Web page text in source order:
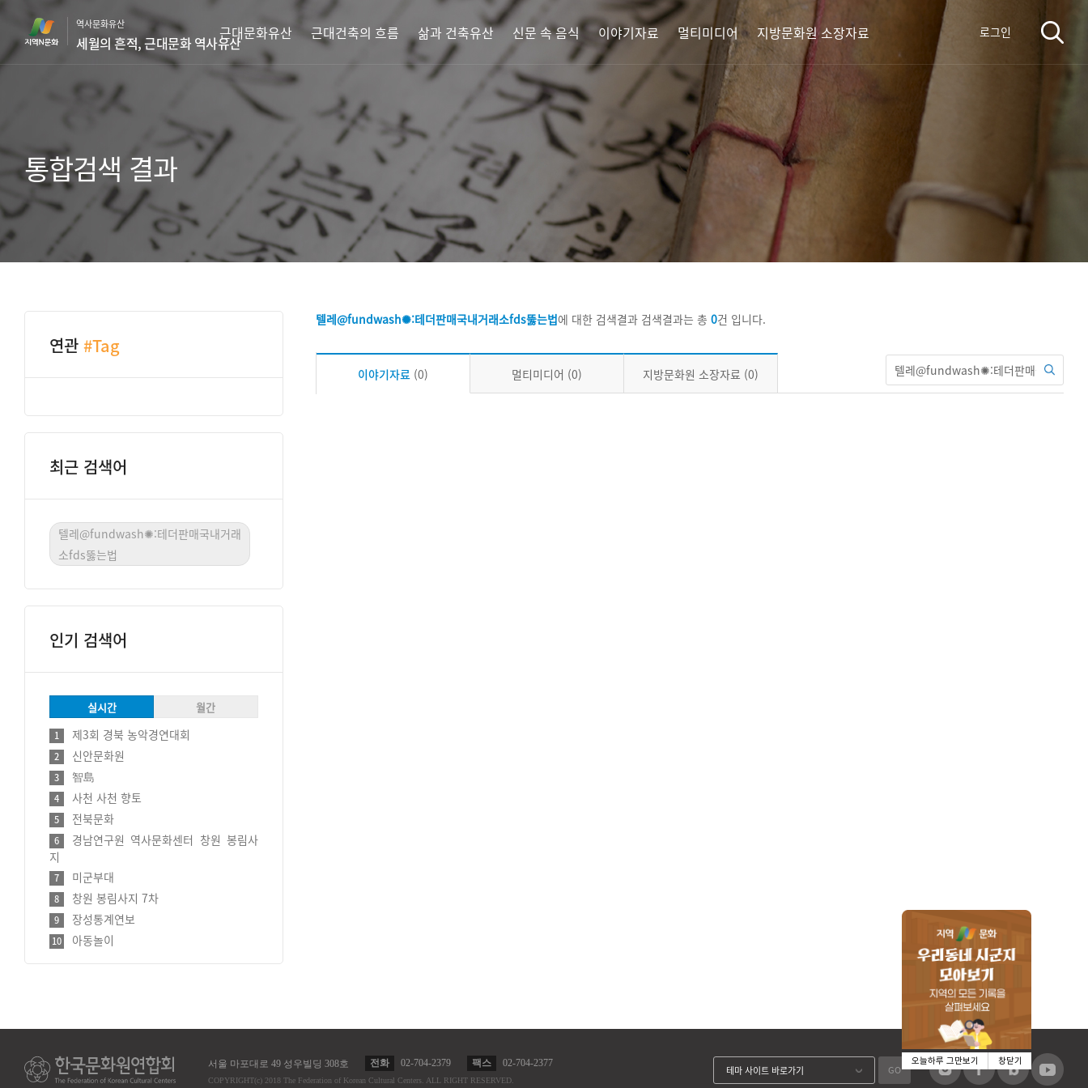
바
로
역사문화유산
세월의 흔적, 근대문화 역사유산
근대문화유산 근대건축의 흐름 삶과 건축유산 신문 속 음식 이야기자료 멀티미디어 지방문화원 소장자료 로그인
통합검색 결과
연관 #Tag
최근 검색어
텔레@fundwash✺:테더판매국내거래
소fds뚫는법
인기 검색어
실시간 월간
1 제3회 경북 농악경연대회
2 신안문화원
3 智島
4 사천 사천 향토
5 전북문화
6
경남연구원 역사문화센터 창원 봉림사
지
7 미군부대
8 창원 봉림사지 7차
9 장성통계연보
10 아동놀이
텔레@fundwash✺:테더판매국내거래소fds뚫는법에 대한 검색결과 검색결과는 총 0건 입니다.
이야기자료 (0) 멀티미디어 (0) 지방문화원 소장자료 (0)
서울 마포대로 49 성우빌딩 308호 전화 02-704-2379 팩스 02-704-2377
COPYRIGHT(c) 2018 The Federation of Korean Cultural Centers. ALL RIGHT RESERVED.
테마 사이트 바로가기 GO
오늘하루 그만보기 창닫기